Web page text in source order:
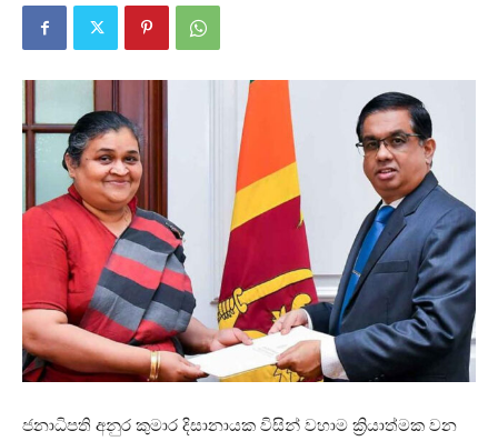
ජනාධිපති අනුර කුමාර දිසානායක විසින් වහාම ක්‍රියාත්මක වන